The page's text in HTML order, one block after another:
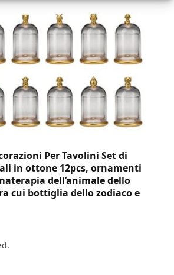
Per Tavolini Set di
in ottone 12pcs, ornamenti
dell’animale dello
cui bottiglia dello zodiaco e